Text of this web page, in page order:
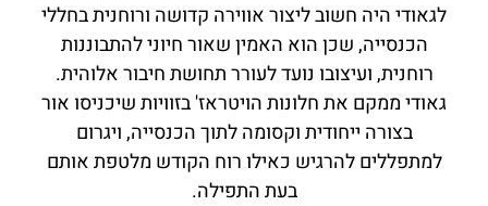
לגאודי היה חשוב ליצור אווירה קדושה ורוחנית בחללי
הכנסייה,שכן הוא האמין שאור חיוני להתבוננות
רוחנית, ועיצובו נועד לעורר תחושת חיבור אלוהית.
גאודי ממקם את חלונות הויטראז' בזוויות שיכניסו אור
בצורה ייחודית וקסומה לתוך הכנסייה, ויגרום
למתפללים להרגיש כאילו רוח הקודש מלטפת אותם
בעת התפילה.